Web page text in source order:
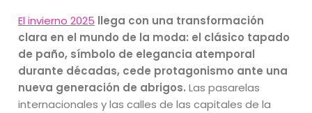
El invierno 2025 llega con una transformación
clara en el mundo de la moda: el clásico tapado
de paño, símbolo de elegancia atemporal
durante décadas, cede protagonismo ante una
nueva generación de abrigos. Las pasarelas
internacionales y las calles de las capitales de la